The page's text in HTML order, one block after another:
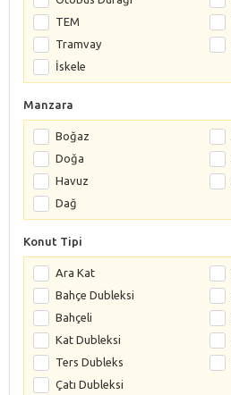
TEM
Tramvay
İskele
Manzara
Boğaz
Doğa
Havuz
Dağ
Konut Tipi
Ara Kat
Bahçe Dubleksi
Bahçeli
Kat Dubleksi
Ters Dubleks
Çatı Dubleksi